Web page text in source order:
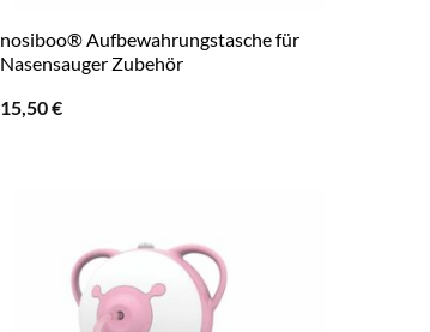
nosiboo® Aufbewahrungstasche für
Nasensauger Zubehör
15,50€